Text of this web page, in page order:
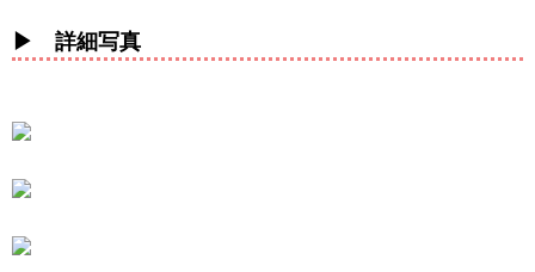
▶ 詳細写真